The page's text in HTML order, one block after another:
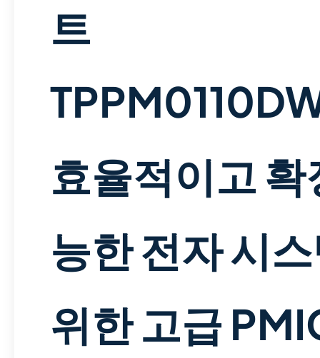
트
효율적이고 확
능한 전자 시
위한 고급